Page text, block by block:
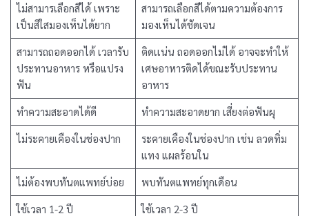
ไม่สามารเลือกสีได้ เพราะ
เป็นสีใสมองเห็นได้ยาก
สามารถเลือกสีได้ตามความต้องการ
มองเห็นได้ชัดเจน
สามารถถอดออกได้ เวลารับ
ประทานอาหาร หรือแปรง
ฟัน
ติดเเน่น ถอดออกไม่ได้ อาจจะทำให้
เศษอาหารติดได้ขณะรับประทาน
อาหาร
ทำความสะอาดได้ดี ทำความสะอาดยาก เสี่ยงต่อฟันผุ
ไม่ระคายเคืองในช่องปาก
ระคายเคืองในช่องปาก เช่น ลวดทิ่ม
แทง แผลร้อนใน
ไม่ต้องพบทันตแพทย์บ่อย พบทันตแพทย์ทุกเดือน
ใช้เวลา 1-2 ปี ใช้เวลา 2-3 ปี